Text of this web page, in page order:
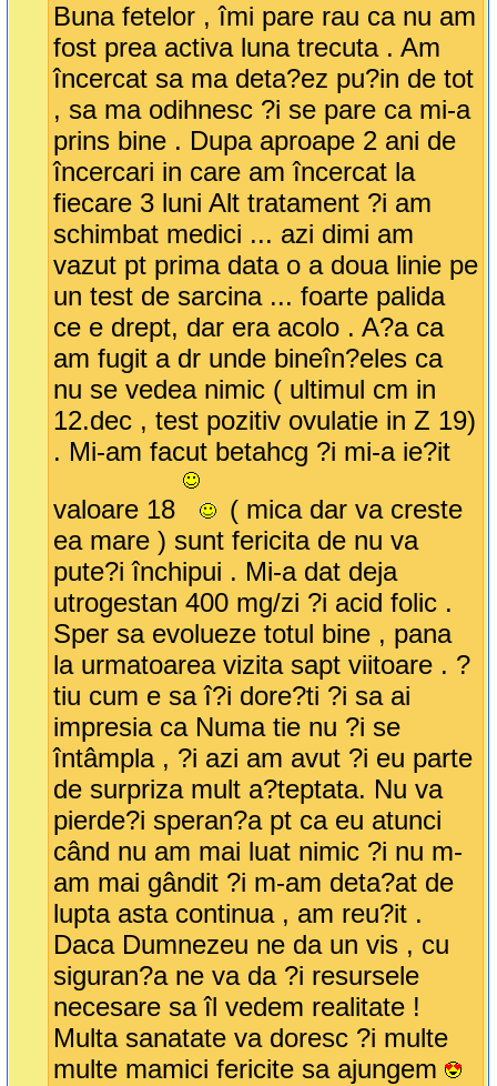
Buna fetelor , îmi pare rau ca nu am
fost prea activa luna trecuta . Am
încercat sa ma deta?ez pu?in de tot
, sa ma odihnesc ?i se pare ca mi-a
prins bine . Dupa aproape 2 ani de
încercari in care am încercat la
fiecare 3 luni Alt tratament ?i am
schimbat medici ... azi dimi am
vazut pt prima data o a doua linie pe
un test de sarcina ... foarte palida
ce e drept, dar era acolo . A?a ca
am fugit a dr unde bineîn?eles ca
nu se vedea nimic ( ultimul cm in
12.dec , test pozitiv ovulatie in Z 19)
. Mi-am facut betahcg ?i mi-a ie?it
valoare 18
( mica dar va creste
ea mare ) sunt fericita de nu va
pute?i închipui . Mi-a dat deja
utrogestan 400 mg/zi ?i acid folic .
Sper sa evolueze totul bine , pana
la urmatoarea vizita sapt viitoare . ?
tiu cum e sa î?i dore?ti ?i sa ai
impresia ca Numa tie nu ?i se
întâmpla , ?i azi am avut ?i eu parte
de surpriza mult a?teptata. Nu va
pierde?i speran?a pt ca eu atunci
când nu am mai luat nimic ?i nu m-
am mai gândit ?i m-am deta?at de
lupta asta continua , am reu?it .
Daca Dumnezeu ne da un vis , cu
siguran?a ne va da ?i resursele
necesare sa îl vedem realitate !
Multa sanatate va doresc ?i multe
multe mamici fericite sa ajungem